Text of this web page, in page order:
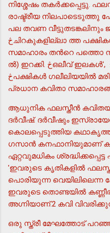
നിശ്ശേഷം തകര്‍ക്കപ്പെട്ടു.
രാഷ്ട്രീയ നിലപാടെടുത്തു
പല തവണ വീട്ടുതടങ്കലിനും
څചിറകുകളില്ലാ ത്ത പക്ഷികള്‍' എന്ന ആദ്യ കവിതാ
സമാഹാരം തന്‍റെ പത്തൊ
ല്‍) ഇറക്കി. څഒലീവ് ഇലകള്‍', څരാത്രിയുടെ അവസാനം',
څപക്ഷികള്‍ ഗലീലിയയില്‍ മരിക്കുന്നു' എന്നിവ ദര്‍വീഷിന്‍റെ
പ്രധാന കവിതാ
ആധുനിക ഫലസ്തീന്‍
ദര്‍വീഷ്. ദര്‍വീഷും
കൊലപ്പെടുത്തിയ
ഗസാന്‍ കനഫാനിയുമാണ്
ഏറ്റവുമധികം
'ഇവരുടെ കൃതികളില്‍
പൊരിയുന്ന വെയിലിലെന്ന
ഇവരുടെ തൊണ്ടയില്‍
അഗ്നിയാണ്.2 കവി
ഒരു സ്ത്രീ മേഘത്തോട്